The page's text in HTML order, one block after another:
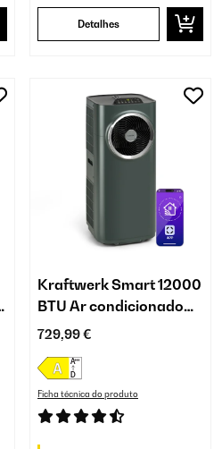
Detalhes
Kraftwerk Smart 12000
BTU Ar condicionado
portátil Antracite
729,99 €
Ficha técnica do produto